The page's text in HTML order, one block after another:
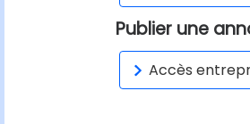
Publier une
Accès